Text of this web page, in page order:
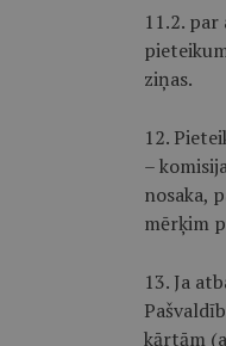
11.2.
ziņas.
12.
–
nosaka,
mērķim
13. Ja
kārtām